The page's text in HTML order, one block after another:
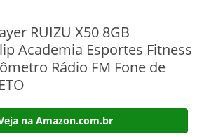
RUIZU X50 8GB
Academia Esportes Fitness
Rádio FM Fone de
na Amazon.com.br